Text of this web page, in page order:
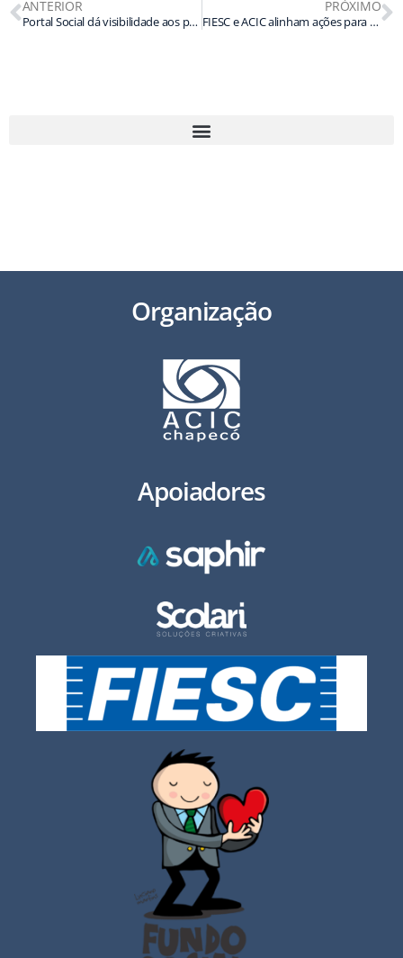
ANTERIOR
Portal Social dá visibilidade aos projetos de Chapecó e região
PRÓXIMO
FIESC e ACIC alinham ações para impulsionar uso dos incentivos fiscais
Organização
Apoiadores